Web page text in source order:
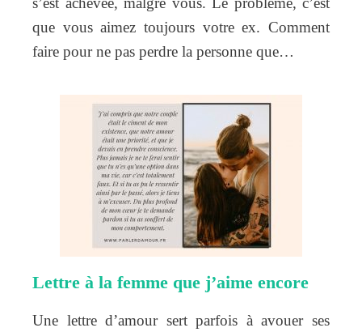
que vous aimez toujours votre ex. Comment
faire pour ne pas perdre la personne que…
Lettre à la femme que j’aime encore
Une lettre d’amour sert parfois à avouer ses